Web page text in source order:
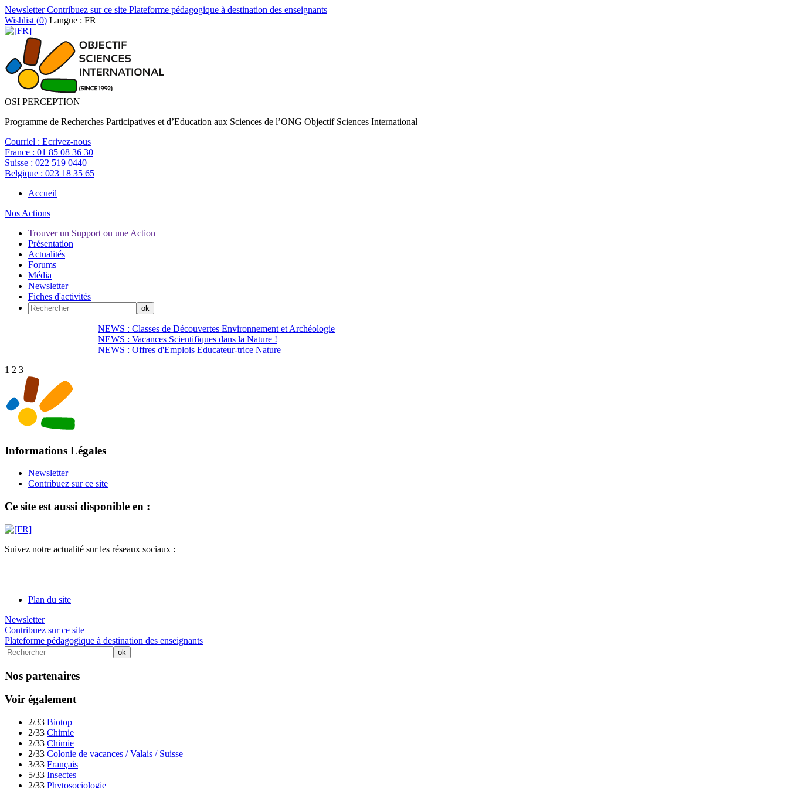
NewsletterContribuez sur ce site Plateforme pédagogique à destination des enseignants
Wishlist (0) Langue : FR
OSI PERCEPTION
Programme de Recherches Participatives et d’Education aux Sciences de l’ONG Objectif Sciences International
Courriel : Ecrivez-nous
France : 01 85 08 36 30
Suisse : 022 519 0440
Belgique : 023 18 35 65
Accueil
Nos Actions
Trouver un Support ou une Action
Présentation
Actualités
Forums
Média
Newsletter
Fiches d'activités
NEWS : Classes de Découvertes Environnement et Archéologie
NEWS : Vacances Scientifiques dans la Nature !
NEWS : Offres d'Emplois Educateur-trice Nature
1 2 3
Informations Légales
Newsletter
Contribuez sur ce site
Ce site est aussi disponible en :
Suivez notre actualité sur les réseaux sociaux :
Plan du site
Newsletter
Contribuez sur ce site
Plateforme pédagogique à destination des enseignants
Nos partenaires
Voir également
2/33 Biotop
2/33 Chimie
2/33 Chimie
2/33 Colonie de vacances / Valais / Suisse
3/33 Français
5/33 Insectes
2/33 Phytosociologie